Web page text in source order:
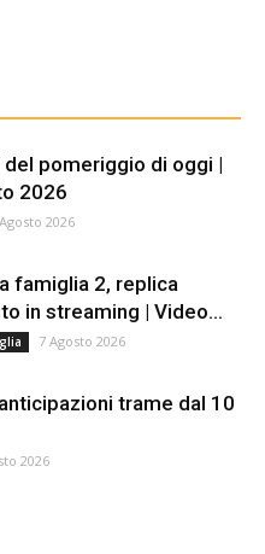
pomeriggio di oggi |
2026
2026
famiglia 2, replica
in streaming | Video...
7 Agosto 2026
trame dal 10
2026